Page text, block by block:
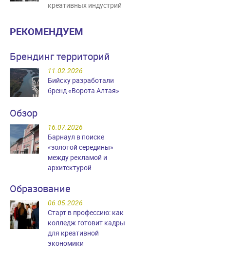
креативных индустрий
РЕКОМЕНДУЕМ
Брендинг территорий
11.02.2026
Бийску разработали
бренд «Ворота Алтая»
Обзор
16.07.2026
Барнаул в поиске
«золотой середины»
между рекламой и
архитектурой
Образование
06.05.2026
Старт в профессию: как
колледж готовит кадры
для креативной
экономики